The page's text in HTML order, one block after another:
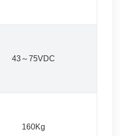
43～75VDC
160Kg